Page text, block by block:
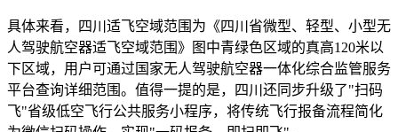
具体来看，四川适飞空域范围为《四川省微型、轻型、小型无
人驾驶航空器适飞空域范围》图中青绿色区域的真高120米以
下区域，用户可通过国家无人驾驶航空器一体化综合监管服务
平台查询详细范围。值得一提的是，四川还同步升级了"扫码
飞"省级低空飞行公共服务小程序，将传统飞行报备流程简化